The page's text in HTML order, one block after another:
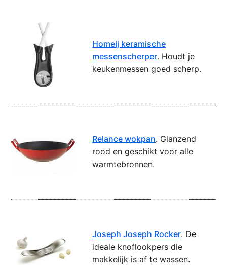
Homeij keramische
messenscherper. Houdt je
keukenmessen goed scherp.
Relance wokpan. Glanzend
rood en geschikt voor alle
warmtebronnen.
Joseph Joseph Rocker. De
ideale knoflookpers die
makkelijk is af te wassen.